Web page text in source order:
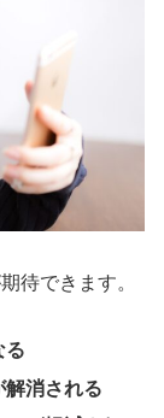
待できます。
る
解消される